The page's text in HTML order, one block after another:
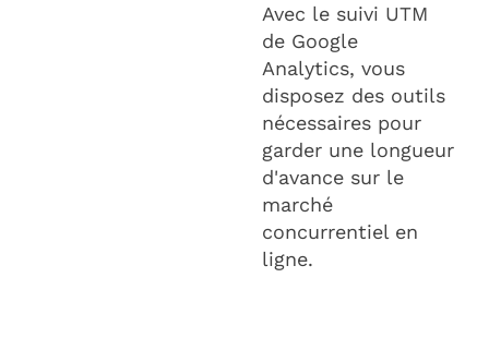
Avec le suivi UTM
de Google
Analytics, vous
disposez des outils
nécessaires pour
garder une longueur
d'avance sur le
marché
concurrentiel en
ligne.